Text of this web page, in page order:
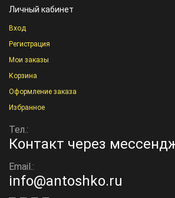
Личный кабинет
Вход
Регистрация
Мои заказы
Корзина
Оформление заказа
Избранное
Тел.:
Контакт через
Email.:
info@antoshko.ru